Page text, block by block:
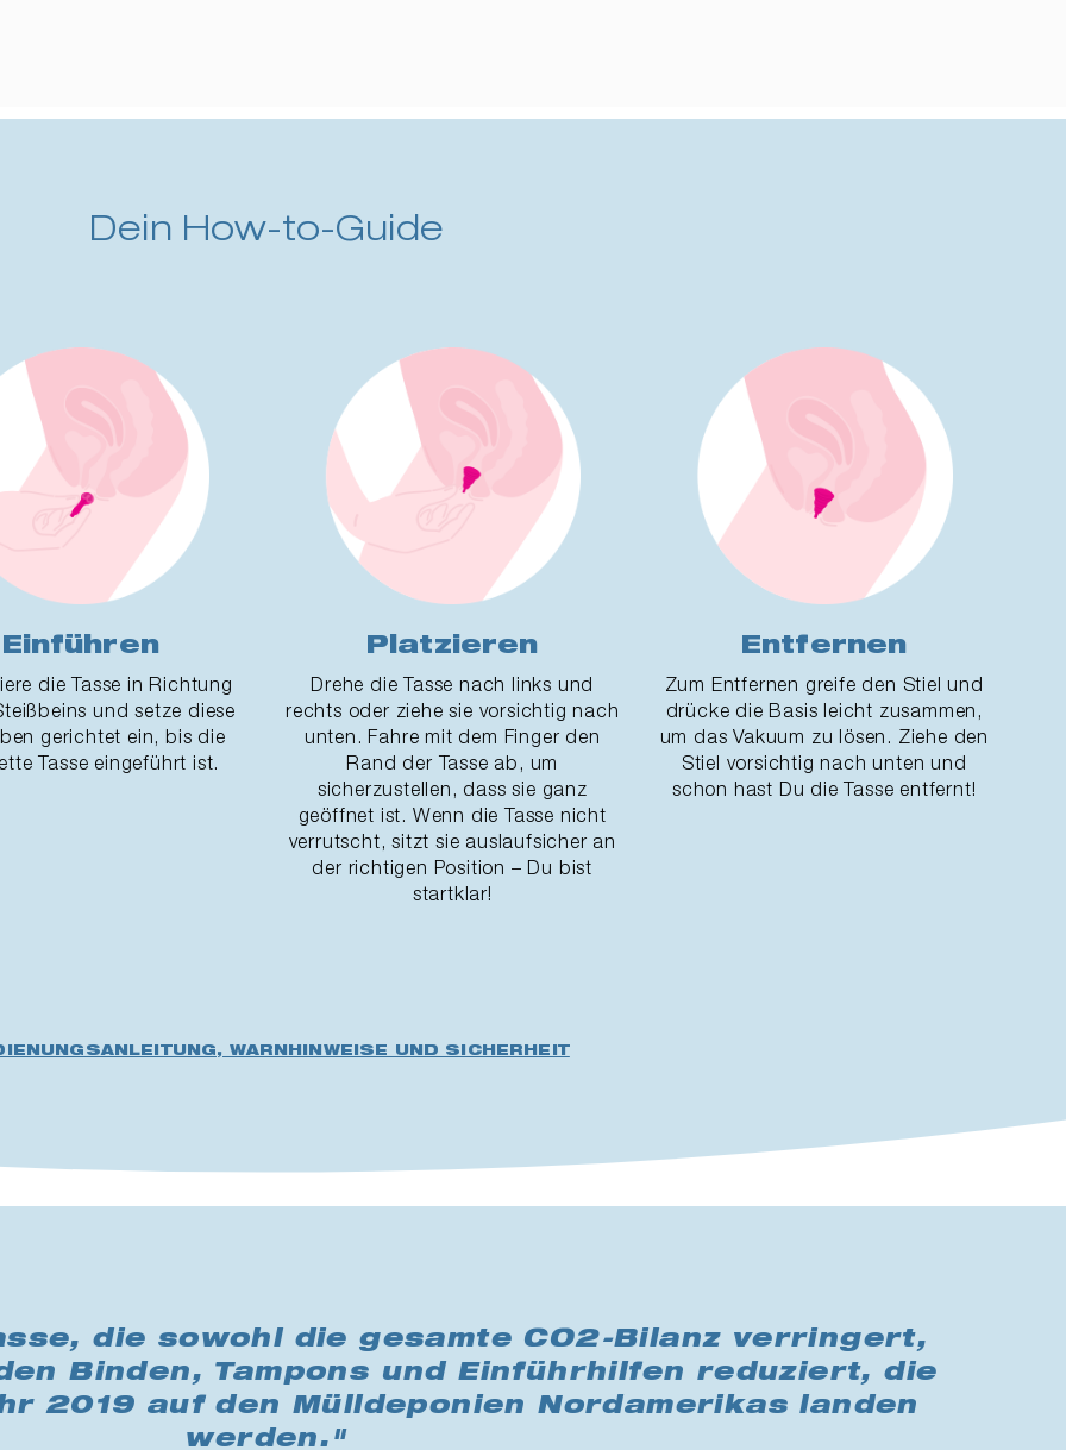
Dein How-to-Guide
Einführen
die Tasse in Richtung
und setze diese
gerichtet ein, bis die
Tasse eingeführt ist.
Platzieren
Drehe die Tasse nach links und
rechts oder ziehe sie vorsichtig nach
unten. Fahre mit dem Finger den
Rand der Tasse ab, um
sicherzustellen, dass sie ganz
geöffnet ist. Wenn die Tasse nicht
verrutscht, sitzt sie auslaufsicher an
der richtigen Position – Du bist
startklar!
Entfernen
Zum Entfernen greife den Stiel und
drücke die Basis leicht zusammen,
um das Vakuum zu lösen. Ziehe den
Stiel vorsichtig nach unten und
schon hast Du die Tasse entfernt!
WARNHINWEISE UND SICHERHEIT
die sowohl die gesamte CO2-Bilanz verringert,
Binden, Tampons und Einführhilfen reduziert, die
2019 auf den Mülldeponien Nordamerikas landen
werden."